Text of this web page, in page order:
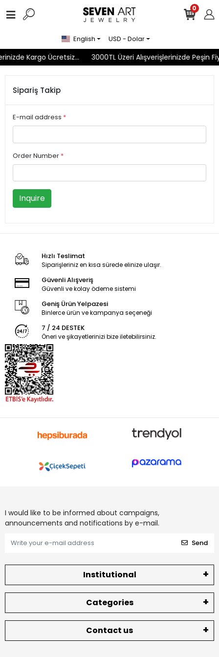
Kargo Ücretsiz... 3000TL Üzeri Alışverişlerinizde Peşin
0
English USD - Dolar
Sipariş Takip
E-mail address *
Order Number *
Inquire
Hızlı Teslimat
Siparişleriniz en kısa sürede elinize ulaşır.
Güvenli Alışveriş
Güvenli ve kolay ödeme sistemi
Geniş Ürün Yelpazesi
Binlerce ürün ve kampanya seçeneği
7 / 24 DESTEK
Öneri ve şikayetlerinizi bize iletebilirsiniz.
I would like to be informed about campaigns,
announcements and notifications by e-mail.
Send
Institutional
Categories
Contact us